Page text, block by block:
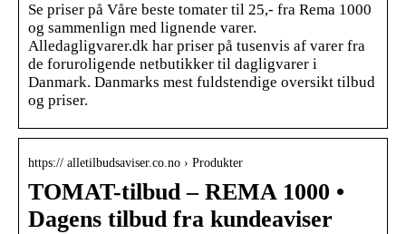
Se priser på Våre beste tomater til 25,- fra Rema 1000
og sammenlign med lignende varer.
Alledagligvarer.dk har priser på tusenvis af varer fra
de foruroligende netbutikker til dagligvarer i
Danmark. Danmarks mest fuldstendige oversikt tilbud
og priser.
https:// alletilbudsaviser.co.no › Produkter
TOMAT-tilbud – REMA 1000 •
Dagens tilbud fra kundeaviser